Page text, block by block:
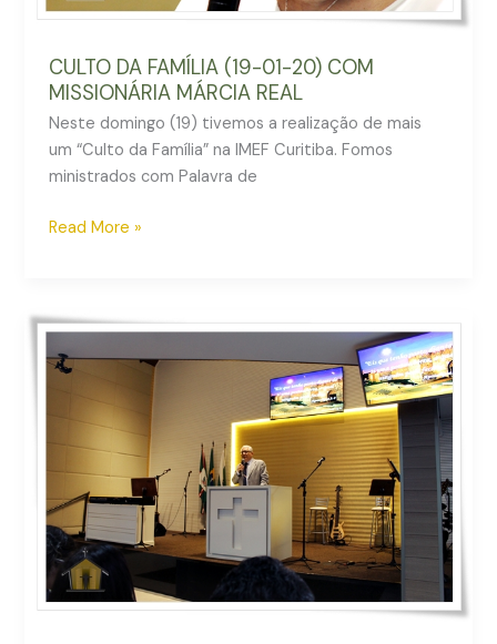
CULTO DA FAMÍLIA (19-01-20) COM
MISSIONÁRIA MÁRCIA REAL
Neste domingo (19) tivemos a realização de mais
um “Culto da Família” na IMEF Curitiba. Fomos
ministrados com Palavra de
Read More »
CULTO
DA
FAMÍLIA
2020)
PR.
PAULO
ARAÚJO